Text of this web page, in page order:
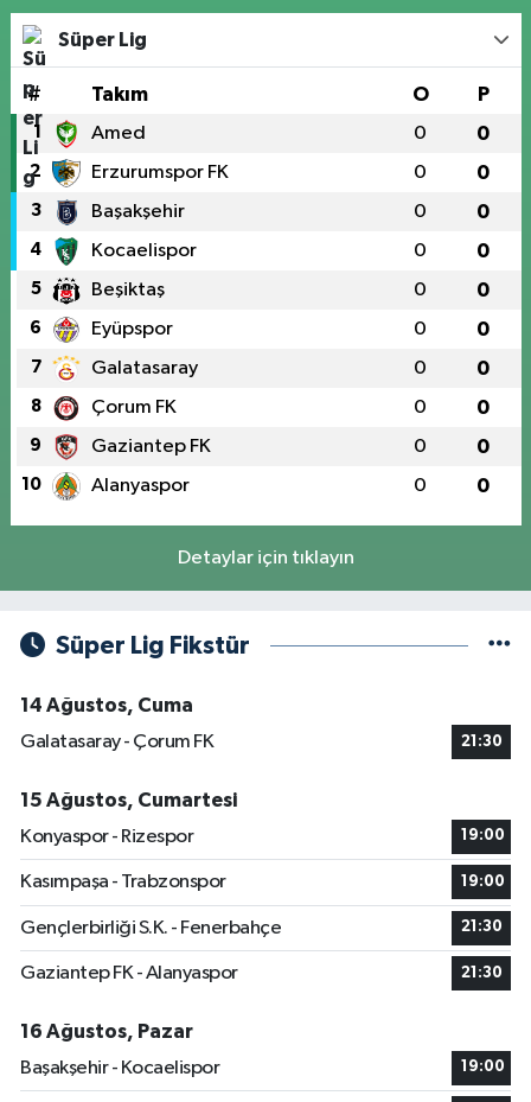
Süper Lig
# Takım O P
1 Amed 0 0
2 Erzurumspor FK 0 0
3 Başakşehir 0 0
4 Kocaelispor 0 0
5 Beşiktaş 0 0
6 Eyüpspor 0 0
7 Galatasaray 0 0
8 Çorum FK 0 0
9 Gaziantep FK 0 0
10 Alanyaspor 0 0
Detaylar için tıklayın
Süper Lig Fikstür
14 Ağustos, Cuma
Galatasaray - Çorum FK
21:30
15 Ağustos, Cumartesi
Konyaspor - Rizespor
19:00
Kasımpaşa - Trabzonspor 19:00
Gençlerbirliği S.K. - Fenerbahçe 21:30
Gaziantep FK - Alanyaspor 21:30
16 Ağustos, Pazar
Başakşehir - Kocaelispor
19:00